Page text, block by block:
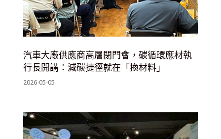
汽車大廠供應商高層閉門會，碳循環應材執
行長開講：減碳捷徑就在「換材料」
2026-05-05